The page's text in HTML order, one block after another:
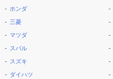
ホンダ
三菱
マツダ
スバル
スズキ
ダイハツ